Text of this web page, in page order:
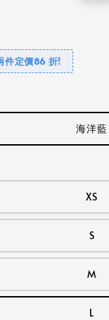
件定價86 折!
海洋藍
XS
S
M
L